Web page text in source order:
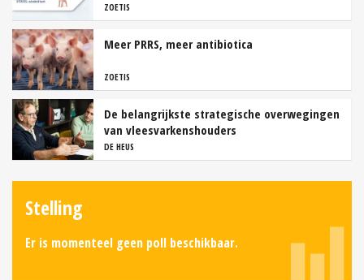
ZOETIS
Meer PRRS, meer antibiotica
ZOETIS
De belangrijkste strategische overwegingen
van vleesvarkenshouders
DE HEUS
Stelling
Er is momenteel geen poll beschikbaar.